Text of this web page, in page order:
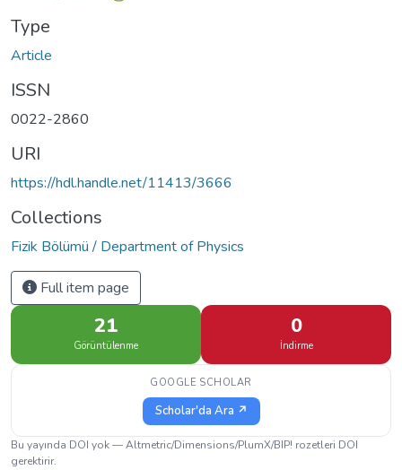
Type
Article
ISSN
0022-2860
URI
https://hdl.handle.net/11413/3666
Collections
Fizik Bölümü / Department of Physics
Full item page
21
Görüntülenme
0
İndirme
GOOGLE SCHOLAR
Scholar'da Ara ↗
Bu yayında DOI yok — Altmetric/Dimensions/PlumX/BIP! rozetleri DOI
gerektirir.